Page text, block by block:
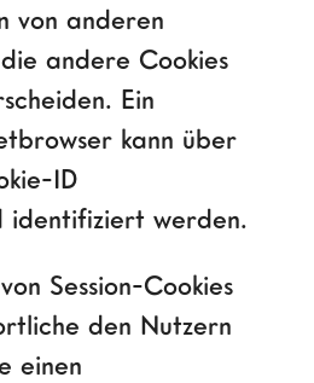
von anderen
andere Cookies
Ein
kann über
ID
identifiziert werden.
Session-Cookies
den Nutzern
einen